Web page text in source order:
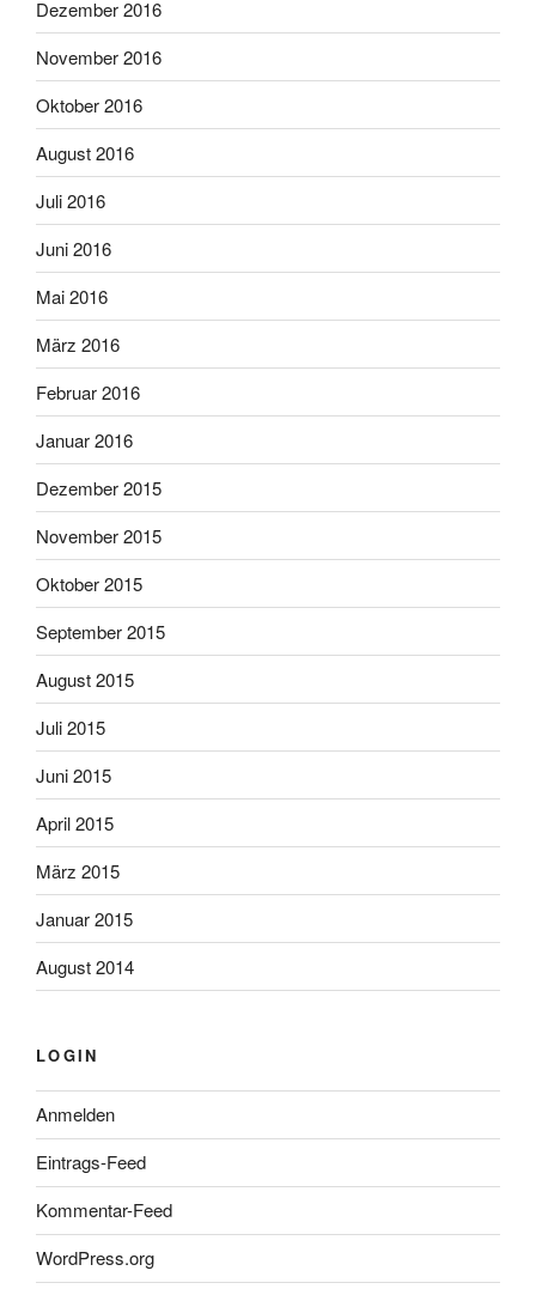
Dezember 2016
November 2016
Oktober 2016
August 2016
Juli 2016
Juni 2016
Mai 2016
März 2016
Februar 2016
Januar 2016
Dezember 2015
November 2015
Oktober 2015
September 2015
August 2015
Juli 2015
Juni 2015
April 2015
März 2015
Januar 2015
August 2014
LOGIN
Anmelden
Eintrags-Feed
Kommentar-Feed
WordPress.org